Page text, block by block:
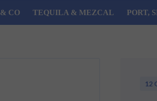
CO TEQUILA & MEZCAL PORT,
12